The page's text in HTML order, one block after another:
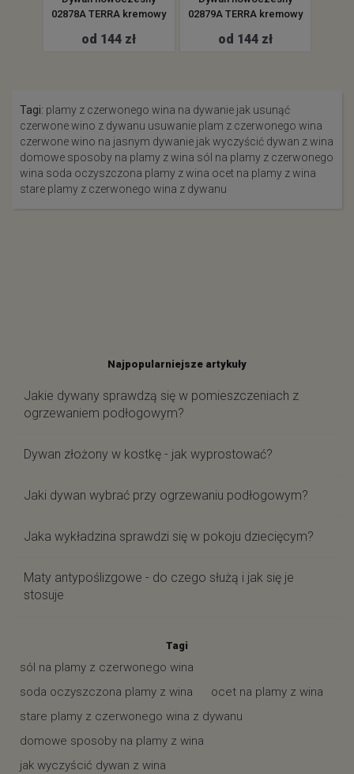
02878A TERRA kremowy
od 144 zł
02879A TERRA kremowy
od 144 zł
Tagi: plamy z czerwonego wina na dywanie jak usunąć
czerwone wino z dywanu usuwanie plam z czerwonego wina
czerwone wino na jasnym dywanie jak wyczyścić dywan z wina
domowe sposoby na plamy z wina sól na plamy z czerwonego
wina soda oczyszczona plamy z wina ocet na plamy z wina
stare plamy z czerwonego wina z dywanu
Najpopularniejsze artykuły
Jakie dywany sprawdzą się w pomieszczeniach z
ogrzewaniem podłogowym?
Dywan złożony w kostkę - jak wyprostować?
Jaki dywan wybrać przy ogrzewaniu podłogowym?
Jaka wykładzina sprawdzi się w pokoju dziecięcym?
Maty antypoślizgowe - do czego służą i jak się je
stosuje
Tagi
sól na plamy z czerwonego wina
soda oczyszczona plamy z wina
ocet na plamy z wina
stare plamy z czerwonego wina z dywanu
domowe sposoby na plamy z wina
jak wyczyścić dywan z wina